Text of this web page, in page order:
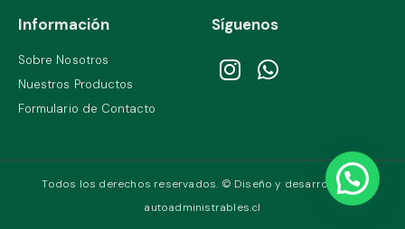
Información
Sobre Nosotros
Nuestros Productos
Formulario de Contacto
Síguenos
Todos los derechos reservados. © Diseño y desarrollo por
autoadministrables.cl